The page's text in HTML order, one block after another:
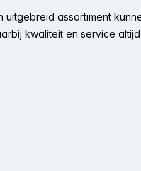
assortiment
kwaliteit en service